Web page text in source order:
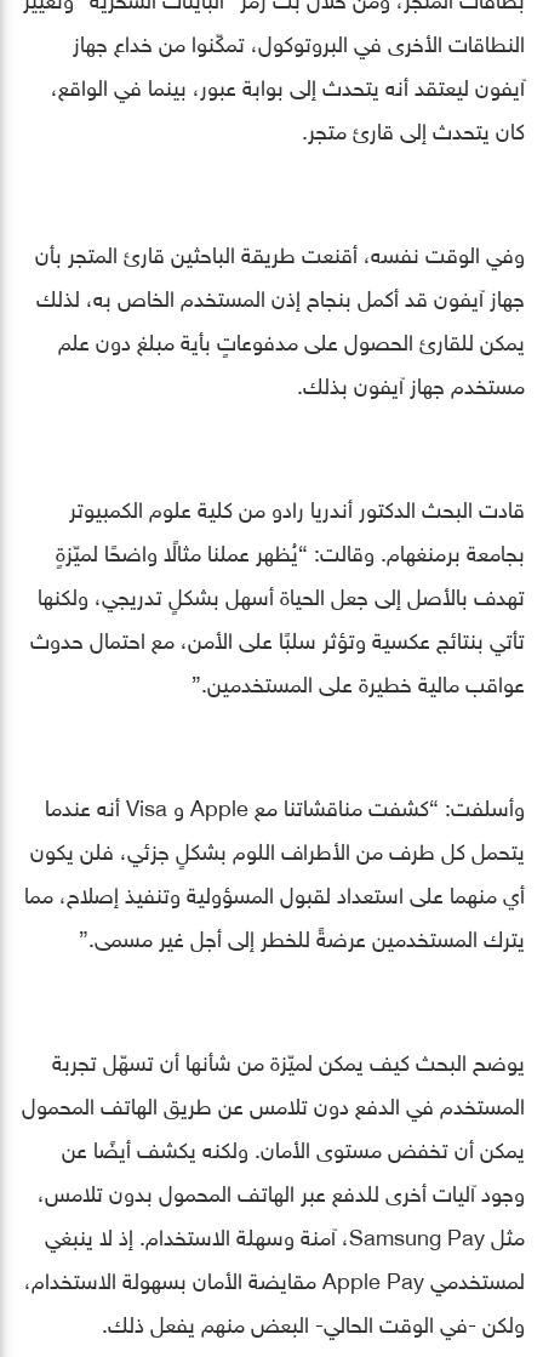
النطاقات الأخرى في البروتوكول، تمكّنوا من خداع جهاز
آيفون ليعتقد أنه يتحدث إلى بوابة عبور، بينما في الواقع،
كان يتحدث إلى قارئ متجر.
وفي الوقت نفسه، أقنعت طريقة الباحثين قارئ المتجر بأن
جهاز آيفون قد أكمل بنجاح إذن المستخدم الخاص به، لذلك
يمكن للقارئ الحصول على مدفوعاتٍ بأية مبلغ دون علم
مستخدم جهاز آيفون بذلك.
قادت البحث الدكتور أندريا رادو من كلية علوم الكمبيوتر
بجامعة برمنغهام. وقالت: “يُظهر عملنا مثالًا واضحًا لميّزةٍ
تهدف بالأصل إلى جعل الحياة أسهل بشكلٍ تدريجي، ولكنها
تأتي بنتائج عكسية وتؤثر سلبًا على الأمن، مع احتمال حدوث
عواقب مالية خطيرة على المستخدمين.”
وأسلفت: “كشفت مناقشاتنا مع Apple و Visa أنه عندما
يتحمل كل طرف من الأطراف اللوم بشكلٍ جزئي، فلن يكون
أي منهما على استعداد لقبول المسؤولية وتنفيذ إصلاح، مما
يترك المستخدمين عرضةً للخطر إلى أجل غير مسمى.”
يوضح البحث كيف يمكن لميّزة من شأنها أن تسهّل تجربة
المستخدم في الدفع دون تلامس عن طريق الهاتف المحمول
يمكن أن تخفض مستوى الأمان. ولكنه يكشف أيضًا عن
وجود آليات أخرى للدفع عبر الهاتف المحمول بدون تلامس،
مثل Samsung Pay، آمنة وسهلة الاستخدام. إذ لا ينبغي
لمستخدمي Apple Pay مقايضة الأمان بسهولة الاستخدام،
ولكن -في الوقت الحالي- البعض منهم يفعل ذلك.